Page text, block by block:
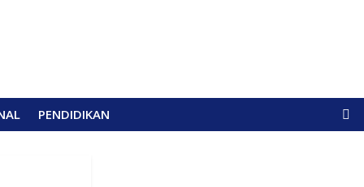
PENDIDIKAN